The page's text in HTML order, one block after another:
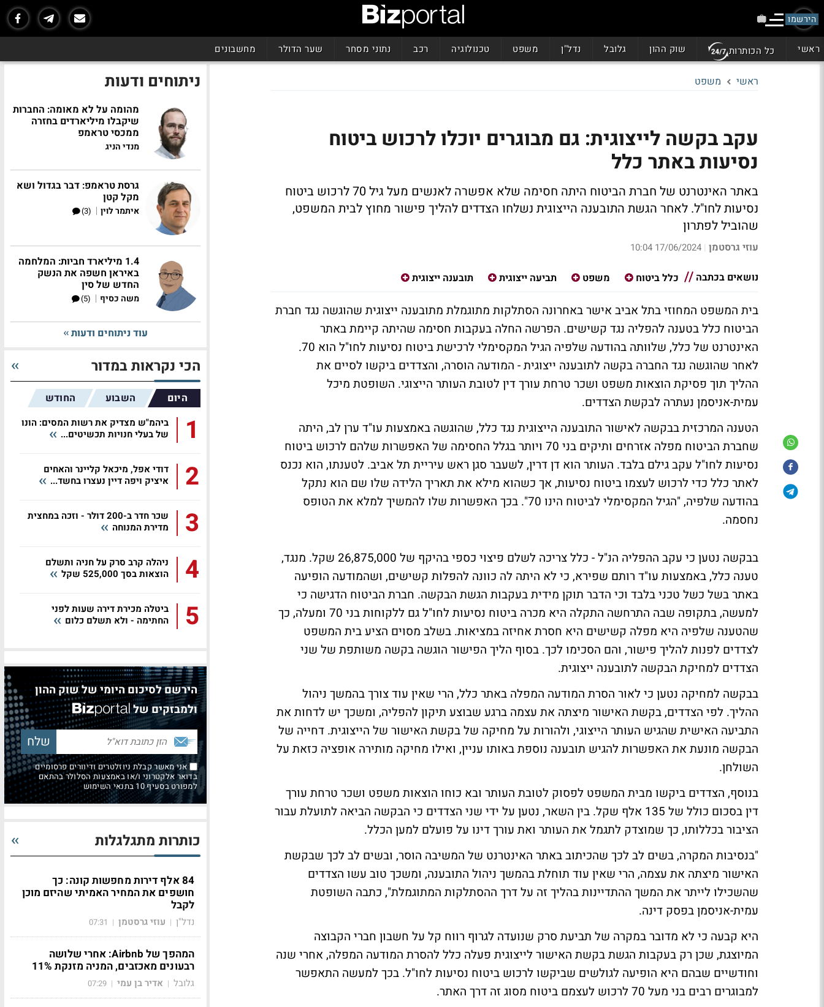
הירשמו
ראשי כל הכותרות שוק ההון גלובל נדל"ן משפט טכנולוגיה רכב נתוני מסחר שער הדולר מחשבונים
ראשי משפט
עקב בקשה לייצוגית: גם מבוגרים יוכלו לרכוש ביטוח
נסיעות באתר כלל
באתר האינטרנט של חברת הביטוח היתה חסימה שלא אפשרה לאנשים מעל גיל 70 לרכוש ביטוח
נסיעות לחו"ל. לאחר הגשת התובענה הייצוגית נשלחו הצדדים להליך פישור מחוץ לבית המשפט,
שהוביל לפתרון
עוזי גרסטמן |
17/06/2024 10:04
נושאים בכתבה כלל ביטוח משפט תביעה ייצוגית תובענה ייצוגית
בית המשפט המחוזי בתל אביב אישר באחרונה הסתלקות מתוגמלת מתובענה ייצוגית שהוגשה נגד חברת
הביטוח כלל בטענה להפליה נגד קשישים. הפרשה החלה בעקבות חסימה שהיתה קיימת באתר
האינטרנט של כלל, שלוותה בהודעה שלפיה הגיל המקסימלי לרכישת ביטוח נסיעות לחו"ל הוא 70.
לאחר שהוגשה נגד החברה בקשה לתובענה ייצוגית - המודעה הוסרה, והצדדים ביקשו לסיים את
ההליך תוך פסיקת הוצאות משפט ושכר טרחת עורך דין לטובת העותר הייצוגי. השופטת מיכל
עמית-אניסמן נעתרה לבקשת הצדדים.
הטענה המרכזית בבקשה לאישור התובענה הייצוגית נגד כלל, שהוגשה באמצעות עו"ד ערן לב, היתה
שחברת הביטוח מפלה אזרחים ותיקים בני 70 ויותר בגלל החסימה של האפשרות שלהם לרכוש ביטוח
נסיעות לחו"ל עקב גילם בלבד. העותר הוא דן דרין, לשעבר סגן ראש עיריית תל אביב. לטענתו, הוא נכנס
לאתר כלל כדי לרכוש לעצמו ביטוח נסיעות, אך כשהוא מילא את תאריך הלידה שלו שם הוא נתקל
בהודעה שלפיה, "הגיל המקסימלי לביטוח הינו 70". בכך האפשרות שלו להמשיך למלא את הטופס
נחסמה.
בבקשה נטען כי עקב ההפליה הנ"ל - כלל צריכה לשלם פיצוי כספי בהיקף של 26,875,000 שקל. מנגד,
טענה כלל, באמצעות עו"ד רותם שפירא, כי לא היתה לה כוונה להפלות קשישים, ושהמודעה הופיעה
באתר בשל כשל טכני בלבד וכי הדבר תוקן מידית בעקבות הגשת הבקשה. חברת הביטוח הדגישה כי
למעשה, בתקופה שבה התרחשה התקלה היא מכרה ביטוח נסיעות לחו"ל גם ללקוחות בני 70 ומעלה, כך
שהטענה שלפיה היא מפלה קשישים היא חסרת אחיזה במציאות. בשלב מסוים הציע בית המשפט
לצדדים לפנות להליך פישור, והם הסכימו לכך. בסוף הליך הפישור הוגשה בקשה משותפת של שני
הצדדים למחיקת הבקשה לתובענה ייצוגית.
בבקשה למחיקה נטען כי לאור הסרת המודעה המפלה באתר כלל, הרי שאין עוד צורך בהמשך ניהול
ההליך. לפי הצדדים, בקשת האישור מיצתה את עצמה ברגע שבוצע תיקון להפליה, ומשכך יש לדחות את
התביעה האישית שהגיש העותר הייצוגי, ולהורות על מחיקה של בקשת האישור של הייצוגית. דחייה של
הבקשה מונעת את האפשרות להגיש תובענה נוספת באותו עניין, ואילו מחיקה מותירה אופציה כזאת על
השולחן.
בנוסף, הצדדים ביקשו מבית המשפט לפסוק לטובת העותר ובא כוחו הוצאות משפט ושכר טרחת עורך
דין בסכום כולל של 135 אלף שקל. בין השאר, נטען על ידי שני הצדדים כי הבקשה הביאה לתועלת עבור
הציבור בכללותו, כך שמוצדק לתגמל את העותר ואת עורך דינו על פועלם למען הכלל.
"בנסיבות המקרה, בשים לב לכך שהכיתוב באתר האינטרנט של המשיבה הוסר, ובשים לב לכך שבקשת
האישור מיצתה את עצמה, הרי שאין עוד תוחלת בהמשך ניהול התובענה, ומשכך טוב עשו הצדדים
שהשכילו לייתר את המשך ההתדיינות בהליך זה על דרך ההסתלקות המתוגמלת", כתבה השופטת
עמית-אניסמן בפסק דינה.
היא קבעה כי לא מדובר במקרה של תביעת סרק שנועדה לגרוף רווח קל על חשבון חברי הקבוצה
המיוצגת, שכן רק בעקבות הגשת בקשת האישור לייצוגית פעלה כלל להסרת המודעה המפלה, אחרי שנה
וחודשיים שבהם היא הופיעה לגולשים שביקשו לרכוש ביטוח נסיעות לחו"ל. בכך למעשה התאפשר
למבוגרים רבים בני מעל 70 לרכוש לעצמם ביטוח מסוג זה דרך האתר.
ניתוחים ודעות
מהומה על לא מאומה: החברות
שיקבלו מיליארדים בחזרה
ממכסי טראמפ
מנדי הניג
גרסת טראמפ: דבר בגדול ושא
מקל קטן
איתמר לוין |
(3)
1.4 מיליארד חביות: המלחמה
באיראן חשפה את הנשק
החדש של סין
משה כסיף |
(5)
עוד ניתוחים ודעות
הכי נקראות במדור
היום השבוע החודש
1
ביהמ"ש מצדיק את רשות המסים: הונו
של בעלי חנויות תכשיטים...
2
דודי אפל, מיכאל קליינר והאחים
איציק ויפה דיין נעצרו בחשד...
3
שכר חדר ב-200 דולר - וזכה במחצית
מדירת המנוחה
4
ניהלה קרב סרק על חניה ותשלם
הוצאות בסך 525,000 שקל
5
ביטלה מכירת דירה שעות לפני
החתימה - ולא תשלם כלום
הירשם לסיכום היומי של שוק ההון
ולמבזקים של
אני מאשר קבלת ניוזלטרים ודיוורים פרסומיים
בדואר אלקטרוני ו/או באמצעות הסלולר בהתאם
למפורט בסעיף 10 בתנאי השימוש
כותרות מתגלגלות
84 אלף דירות מחפשות קונה: כך
חושפים את המחיר האמיתי שהיזם מוכן
לקבל
נדל"ן | עוזי גרסטמן |
07:31
המהפך של Airbnb: אחרי שלושה
רבעונים מאכזבים, המניה מזנקת 11%
גלובל | אדיר בן עמי |
07:29